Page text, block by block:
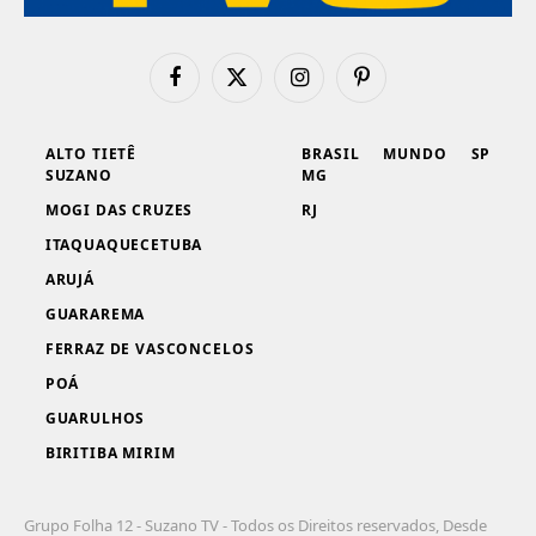
FacebookX
InstagramPinterest
ALTO TIETÊ
SUZANO
MOGI DAS CRUZES
ITAQUAQUECETUBA
ARUJÁ
GUARAREMA
FERRAZ DE VASCONCELOS
POÁ
GUARULHOS
BIRITIBA MIRIM
BRASIL
MG
RJ
MUNDO SP
Grupo Folha 12 - Suzano TV - Todos os Direitos reservados, Desde